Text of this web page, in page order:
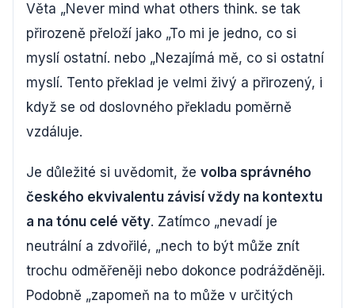
Věta „Never mind what others think. se tak
přirozeně přeloží jako „To mi je jedno, co si
myslí ostatní. nebo „Nezajímá mě, co si ostatní
myslí. Tento překlad je velmi živý a přirozený, i
když se od doslovného překladu poměrně
vzdáluje.
Je důležité si uvědomit, že volba správného
českého ekvivalentu závisí vždy na kontextu
a na tónu celé věty. Zatímco „nevadí je
neutrální a zdvořilé, „nech to být může znít
trochu odměřeněji nebo dokonce podrážděněji.
Podobně „zapomeň na to může v určitých